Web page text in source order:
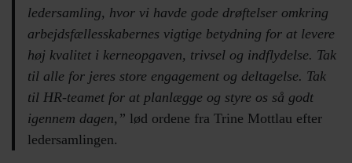
ledersamling, hvor vi havde gode drøftelser omkring
arbejdsfællesskabernes vigtige betydning for at levere
høj kvalitet i kerneopgaven, trivsel og indflydelse. Tak
til alle for jeres store engagement og deltagelse. Tak
til HR-teamet for at planlægge og styre os så godt
igennem dagen,” lød ordene fra Trine Mottlau efter
ledersamlingen.